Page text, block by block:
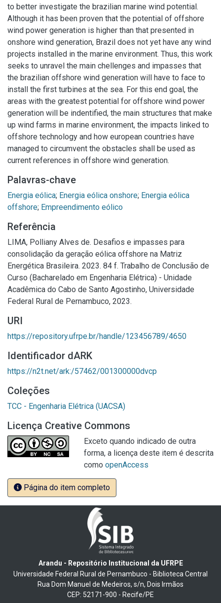
to better investigate the brazilian marine wind potential.
Although it has been proven that the potential of offshore
wind power generation is higher than that presented in
onshore wind generation, Brazil does not yet have any wind
projects installed in the marine environment. Thus, this work
seeks to unravel the main chellenges and impasses that
the brazilian offshore wind generation will have to face to
install the first turbines at the sea. For this end goal, the
areas with the greatest potential for offshore wind power
generation will be indentified, the main structures that make
up wind farms in marine environment, the impacts linked to
offshore technology and how european countries have
managed to circumvent the obstacles shall be used as
current references in offshore wind generation.
Palavras-chave
Energia eólica; Energia eólica onshore; Energia eólica
offshore; Empreendimento eólico
Referência
LIMA, Polliany Alves de. Desafios e impasses para
consolidação da geração eólica offshore na Matriz
Energética Brasileira. 2023. 84 f. Trabalho de Conclusão de
Curso (Bacharelado em Engenharia Elétrica) - Unidade
Acadêmica do Cabo de Santo Agostinho, Universidade
Federal Rural de Pernambuco, 2023.
URI
https://repository.ufrpe.br/handle/123456789/4650
Identificador dARK
https://n2t.net/ark:/57462/001300000dvcp
Coleções
TCC - Engenharia Elétrica (UACSA)
Licença Creative Commons
Exceto quando indicado de outra
forma, a licença deste item é descrita
como openAccess
Página do item completo
Arandu - Repositório Institucional da UFRPE
Universidade Federal Rural de Pernambuco - Biblioteca Central
Rua Dom Manuel de Medeiros, s/n, Dois Irmãos
CEP: 52171-900 - Recife/PE